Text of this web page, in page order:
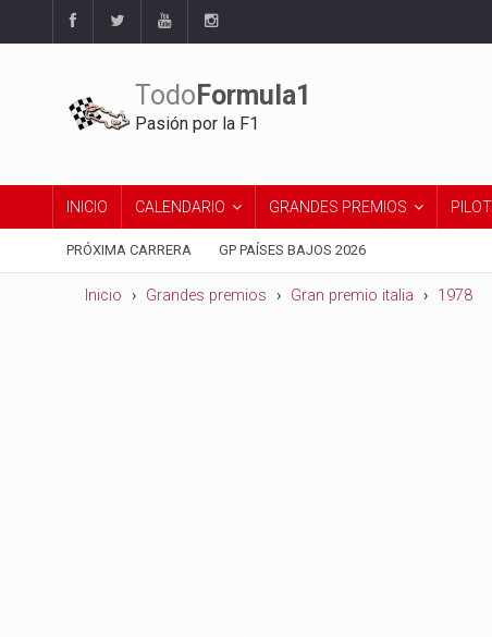
Todo Formula1
Pasión por la F1
INICIO CALENDARIO GRANDES PREMIOS
PRÓXIMA CARRERA GP PAÍSES BAJOS 2026
Inicio Grandes premios Gran premio italia 1978